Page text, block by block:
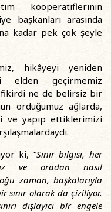
kooperatiflerinin
başkanları arasında
kadar pek çok şeyle
hikâyeyi yeniden
elden geçirmemiz
ne de belirsiz bir
ördüğümüz ağlarda,
ve yapıp ettiklerimizi
ki, “Sınır bilgisi, her
ve oradan nasıl
zaman, başkalarıyla
sınır olarak da çiziliyor.
dışlayıcı bir engele